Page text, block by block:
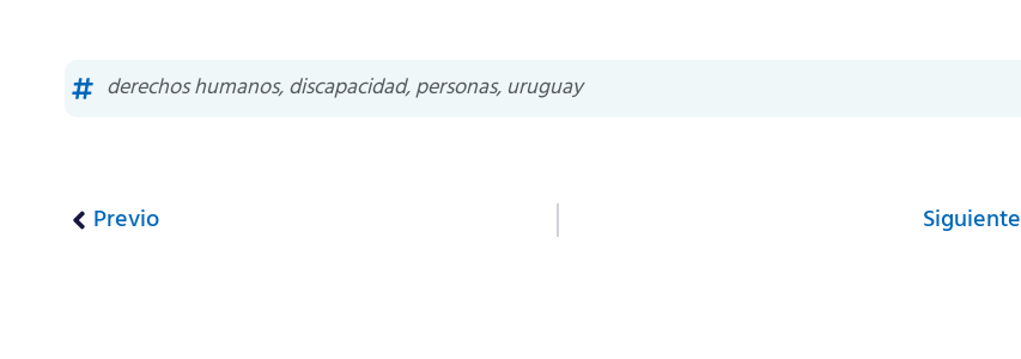
derechos humanos,discapacidad,personas, uruguay
Previo Siguiente